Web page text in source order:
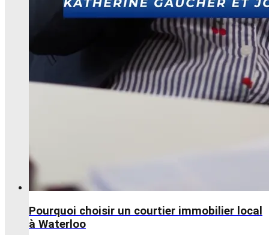
Pourquoi choisir un courtier immobilier local
à Waterloo